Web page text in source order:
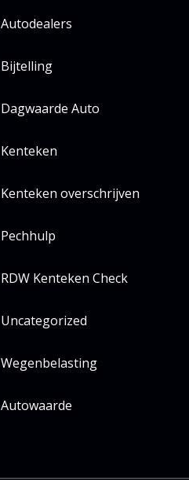
Autodealers
Bijtelling
Dagwaarde Auto
Kenteken
Kenteken overschrijven
Pechhulp
RDW Kenteken Check
Uncategorized
Wegenbelasting
Autowaarde